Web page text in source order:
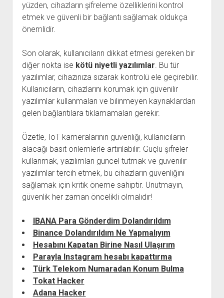
yüzden, cihazların şifreleme özelliklerini kontrol
etmek ve güvenli bir bağlantı sağlamak oldukça
önemlidir.
Son olarak, kullanıcıların dikkat etmesi gereken bir
diğer nokta ise kötü niyetli yazılımlar. Bu tür
yazılımlar, cihazınıza sızarak kontrolü ele geçirebilir.
Kullanıcıların, cihazlarını korumak için güvenilir
yazılımlar kullanmaları ve bilinmeyen kaynaklardan
gelen bağlantılara tıklamamaları gerekir.
Özetle, IoT kameralarının güvenliği, kullanıcıların
alacağı basit önlemlerle artırılabilir. Güçlü şifreler
kullanmak, yazılımları güncel tutmak ve güvenilir
yazılımlar tercih etmek, bu cihazların güvenliğini
sağlamak için kritik öneme sahiptir. Unutmayın,
güvenlik her zaman öncelikli olmalıdır!
IBANA Para Gönderdim Dolandırıldım
Binance Dolandırıldım Ne Yapmalıyım
Hesabını Kapatan Birine Nasıl Ulaşırım
Parayla Instagram hesabı kapattırma
Türk Telekom Numaradan Konum Bulma
Tokat Hacker
Adana Hacker